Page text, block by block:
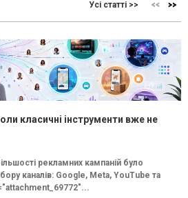
Усі статті >>
класичні інструменти вже не
рекламних кампаній було
каналів: Google, Meta, YouTube та